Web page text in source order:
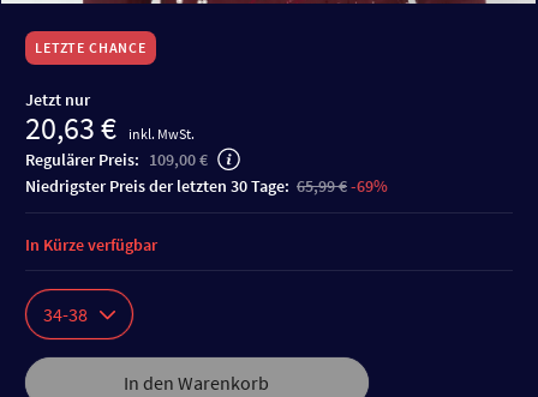
LETZTE CHANCE
Jetzt nur
20,63 € inkl. MwSt.
Regulärer Preis: 109,00 €
niedrigster Preis der letzten 30 Tage: 65,99 €-69%
34-38
In den Warenkorb
In Kürze verfügbar